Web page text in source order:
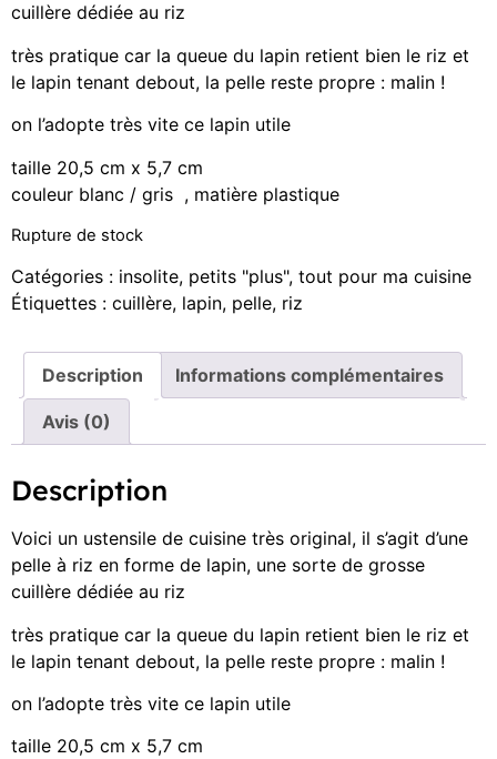
cuillère dédiée au riz
très pratique car la queue du lapin retient bien le riz et
le lapin tenant debout, la pelle reste propre : malin !
on l’adopte très vite ce lapin utile
taille 20,5 cm x 5,7 cm
couleur blanc / gris , matière plastique
Rupture de stock
Catégories : insolite, petits "plus", tout pour ma cuisine
Étiquettes : cuillère, lapin, pelle, riz
Description Informations complémentaires
Avis (0)
Description
Voici un ustensile de cuisine très original, il s’agit d’une
pelle à riz en forme de lapin, une sorte de grosse
cuillère dédiée au riz
très pratique car la queue du lapin retient bien le riz et
le lapin tenant debout, la pelle reste propre : malin !
on l’adopte très vite ce lapin utile
taille 20,5 cm x 5,7 cm